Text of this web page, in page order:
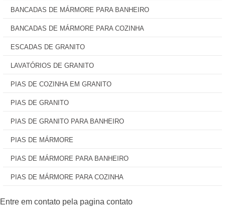
BANCADAS DE MÁRMORE PARA BANHEIRO
BANCADAS DE MÁRMORE PARA COZINHA
ESCADAS DE GRANITO
LAVATÓRIOS DE GRANITO
PIAS DE COZINHA EM GRANITO
PIAS DE GRANITO
PIAS DE GRANITO PARA BANHEIRO
PIAS DE MÁRMORE
PIAS DE MÁRMORE PARA BANHEIRO
PIAS DE MÁRMORE PARA COZINHA